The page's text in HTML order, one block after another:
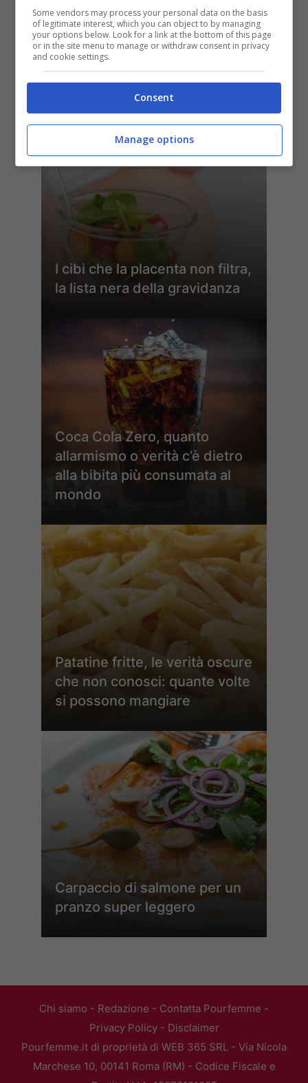
ULTIMI ARTICOLI
I cibi che la placenta non filtra,
la lista nera della gravidanza
Coca Cola Zero, quanto
allarmismo o verità c’è dietro
alla bibita più consumata al
mondo
Patatine fritte, le verità oscure
che non conosci: quante volte
si possono mangiare
Carpaccio di salmone per un
pranzo super leggero
Chi siamo - Redazione - Contatta Pourfemme -
Privacy Policy- Disclaimer
Pourfemme.it di proprietà di WEB 365 SRL - Via Nicola
Marchese 10, 00141 Roma (RM) - Codice Fiscale e
Some vendors may process your personal data on the basis
of legitimate interest, which you can object to by managing
your options below. Look for a link at the bottom of this page
or in the site menu to manage or withdraw consent in privacy
and cookie settings.
Consent
Manage options